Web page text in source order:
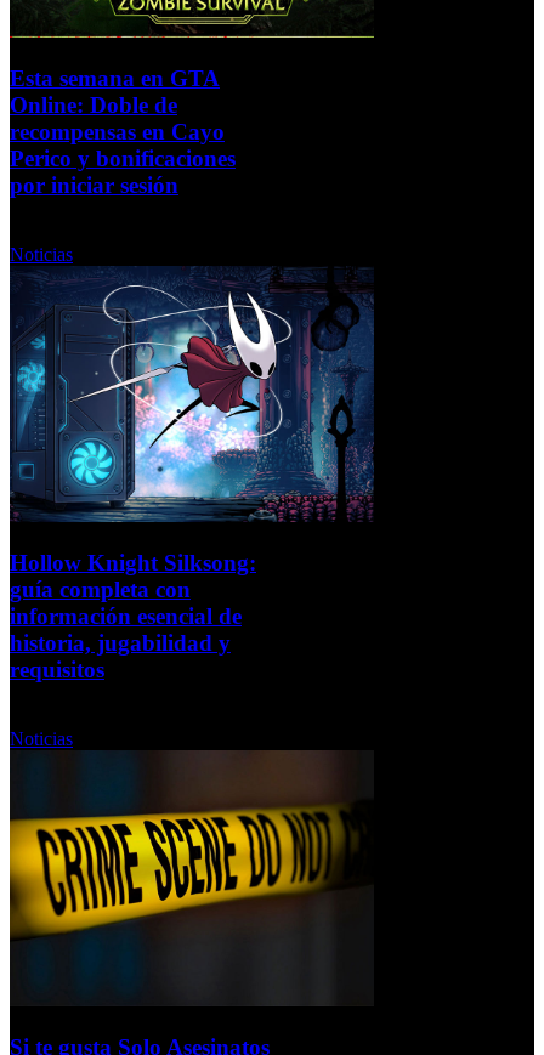
Esta semana en GTA
Online: Doble de
recompensas en Cayo
Perico y bonificaciones
por iniciar sesión
Noticias
Hollow Knight Silksong:
guía completa con
información esencial de
historia, jugabilidad y
requisitos
Noticias
Si te gusta Solo Asesinatos